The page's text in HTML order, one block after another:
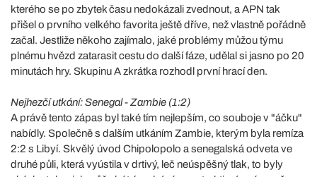
kterého se po zbytek času nedokázali zvednout, a APN tak
přišel o prvního velkého favorita ještě dříve, než vlastně pořádně
začal. Jestliže někoho zajímalo, jaké problémy můžou týmu
plnému hvězd zatarasit cestu do další fáze, udělal si jasno po 20
minutách hry. Skupinu A zkrátka rozhodl první hrací den.
Nejhezčí utkání: Senegal - Zambie (1:2)
A právě tento zápas byl také tím nejlepším, co souboje v "áčku"
nabídly. Společně s dalším utkáním Zambie, kterým byla remíza
2:2 s Libyí. Skvělý úvod Chipolopolo a senegalská odveta ve
druhé půli, která vyústila v drtivý, leč neúspěšný tlak, to byly